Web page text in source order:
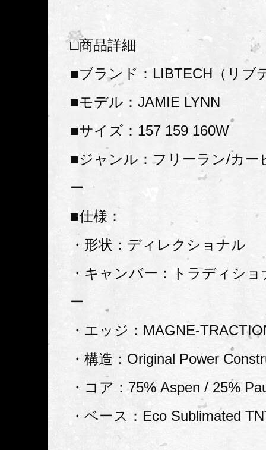
□商品詳細
■ブランド：LIBTECH（リブ
■モデル：JAMIE LYNN
■サイズ：157 159 160W
■ジャンル：フリーラン/カー
ー
■仕様：
・形状：ディレクショナル
・キャンバー：トラディシ
ー
・エッジ：MAGNE-
・構造：Original Power
・コア：75% Aspen / 25%
・ベース：Eco Sublimated